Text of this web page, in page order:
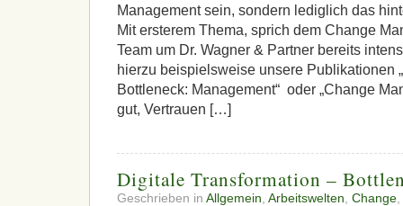
Management sein, sondern lediglich das
Mit ersterem Thema, sprich dem Change
Team um Dr. Wagner & Partner bereits
hierzu beispielsweise unsere Publikationen
Bottleneck: Management“ oder „Change
gut, Vertrauen […]
Digitale Transformation –
Geschrieben in Allgemein Arbeitswelten Change